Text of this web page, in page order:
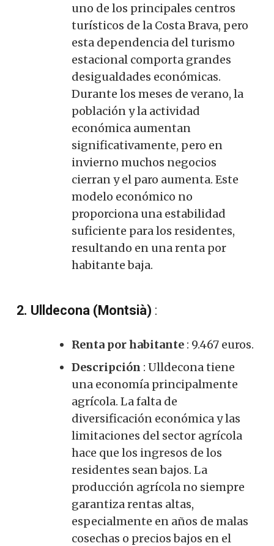
uno de los principales centros
turísticos de la Costa Brava, pero
esta dependencia del turismo
estacional comporta grandes
desigualdades económicas.
Durante los meses de verano, la
población y la actividad
económica aumentan
significativamente, pero en
invierno muchos negocios
cierran y el paro aumenta. Este
modelo económico no
proporciona una estabilidad
suficiente para los residentes,
resultando en una renta por
habitante baja.
2. Ulldecona (Montsià) :
Renta por habitante : 9.467 euros.
Descripción : Ulldecona tiene
una economía principalmente
agrícola. La falta de
diversificación económica y las
limitaciones del sector agrícola
hace que los ingresos de los
residentes sean bajos. La
producción agrícola no siempre
garantiza rentas altas,
especialmente en años de malas
cosechas o precios bajos en el